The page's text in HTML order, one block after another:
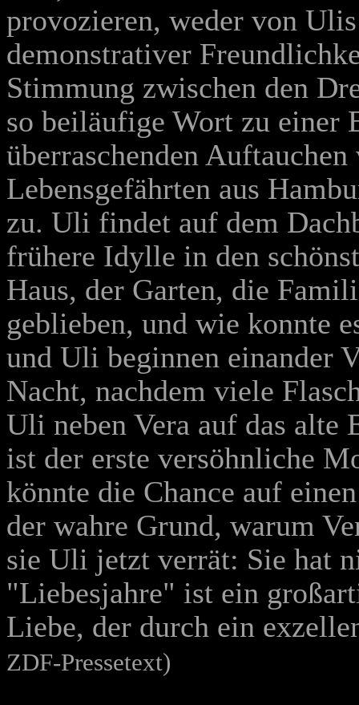
provozieren, weder von
demonstrativer
Stimmung zwischen den
so beiläufige Wort zu einer
überraschenden
Lebensgefährten aus
zu. Uli findet auf dem
frühere Idylle in den
Haus, der Garten, die
geblieben, und wie konnte
und Uli beginnen einander
Nacht, nachdem viele
Uli neben Vera auf das alte
ist der erste versöhnliche
könnte die Chance auf
der wahre Grund, warum
sie Uli jetzt verrät: Sie hat
"Liebesjahre" ist ein
Liebe, der durch ein
ZDF-Pressetext)